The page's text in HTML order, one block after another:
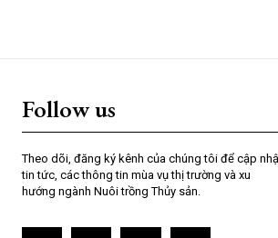
Follow us
Theo dõi, đăng ký kênh của chúng tôi để cập
tin tức, các thông tin mùa vụ thị trường và xu
hướng ngành Nuôi trồng Thủy sản.